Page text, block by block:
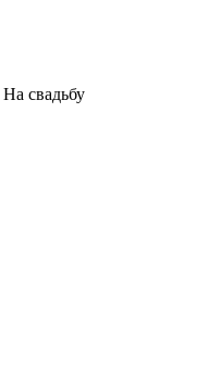
свадьбу